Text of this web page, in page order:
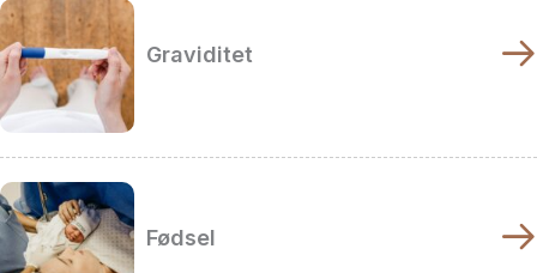
Graviditet
Fødsel